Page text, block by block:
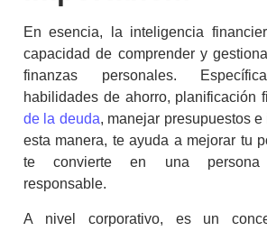
En esencia, la inteligencia
capacidad de comprender y
finanzas personales.
habilidades de ahorro, planificación
de la deuda, manejar presupuestos
esta manera, te ayuda a mejorar tu
te convierte en una persona
responsable.
A nivel corporativo, es un